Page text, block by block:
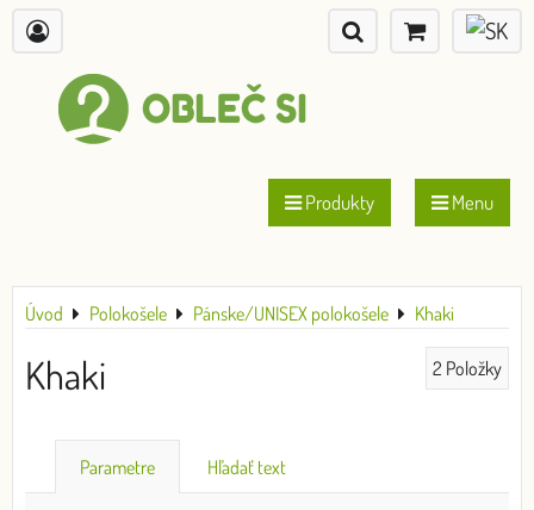
Produkty Menu
Úvod Polokošele Pánske/UNISEX polokošele Khaki
Khaki 2 Položky
Parametre Hľadať text